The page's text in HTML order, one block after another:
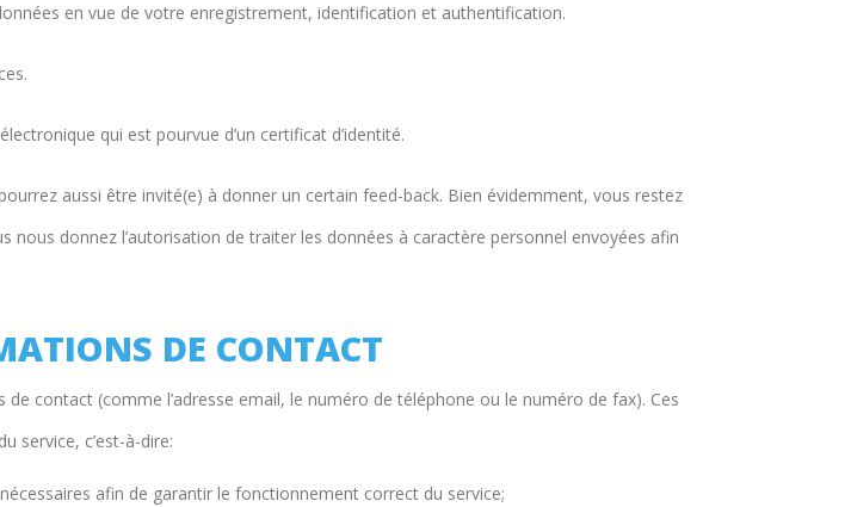
en vue de votre enregistrement, identification et authentification.
qui est pourvue d’un certificat d’identité.
aussi être invité(e) à donner un certain feed-back. Bien évidemment, vous restez
nous donnez l’autorisation de traiter les données à caractère personnel envoyées afin
DE CONTACT
contact (comme l’adresse email, le numéro de téléphone ou le numéro de fax). Ces
service, c’est-à-dire:
afin de garantir le fonctionnement correct du service;